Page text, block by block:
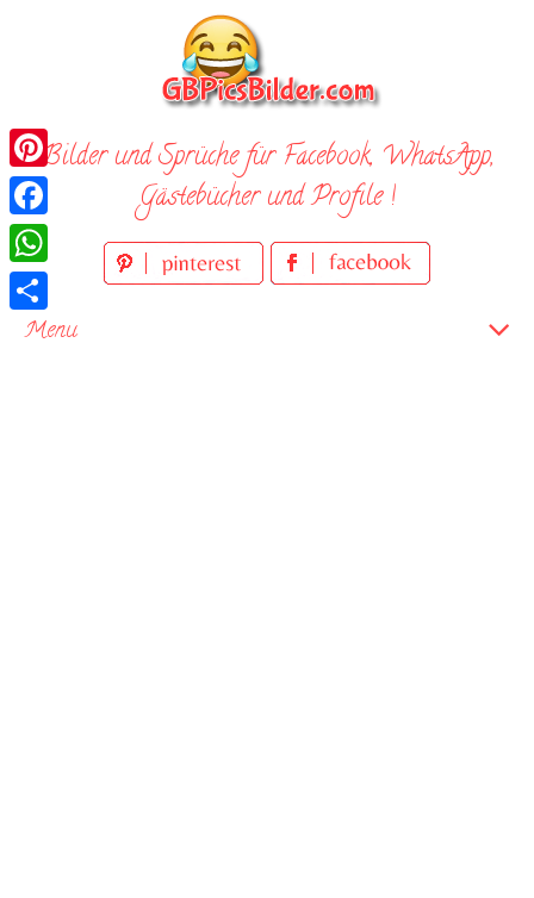
Bilder und Sprüche für Facebook, WhatsApp,
Gästebücher und Profile !
Menu
Pinterest
Facebook
WhatsApp
Teilen